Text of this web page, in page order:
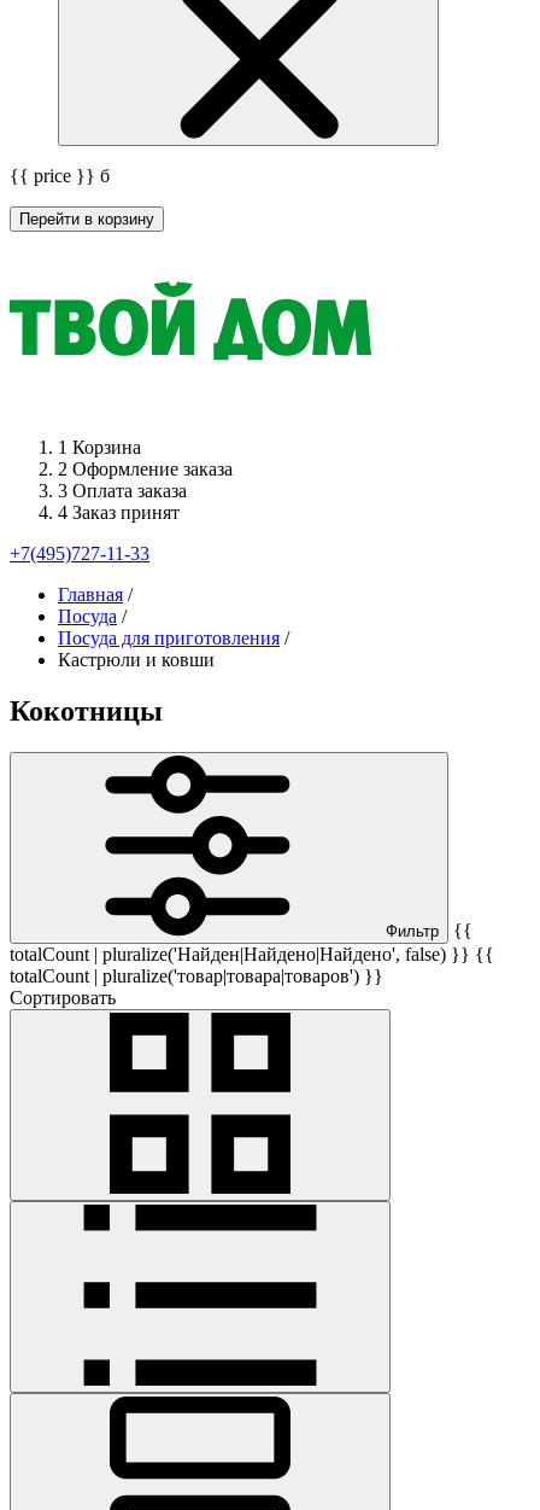
{{ price }} б
Перейти в корзину
1 Корзина
2 Оформление заказа
3 Оплата заказа
4 Заказ принят
+7(495)727-11-33
Главная /
Посуда /
Посуда для приготовления /
Кастрюли и ковши
Кокотницы
Фильтр
{{
totalCount | pluralize('Найден|Найдено|Найдено', false) }} {{
totalCount | pluralize('товар|товара|товаров') }}
Сортировать